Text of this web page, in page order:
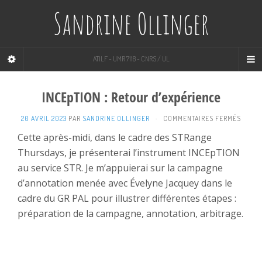
Sandrine Ollinger
ATILF - UMR 7118 - CNRS / UL
INCEpTION : Retour d’expérience
20 AVRIL 2023 PAR SANDRINE OLLINGER · COMMENTAIRES FERMÉS
Cette après-midi, dans le cadre des STRange
Thursdays, je présenterai l’instrument INCEpTION
au service STR. Je m’appuierai sur la campagne
d’annotation menée avec Évelyne Jacquey dans le
cadre du GR PAL pour illustrer différentes étapes :
préparation de la campagne, annotation, arbitrage.